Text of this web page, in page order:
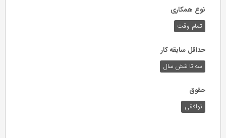
نوع همکاری
تمام وقت
حداقل سابقه کار
سه تا شش سال
حقوق
توافقی